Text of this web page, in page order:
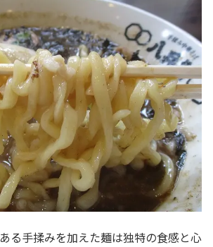
る手揉みを加えた麺は独特の食感と心